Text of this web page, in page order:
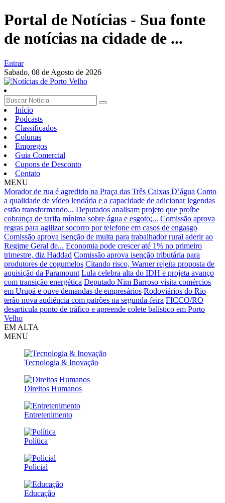
Portal de Notícias - Sua fonte
de notícias na cidade de ...
Entrar
Sabado, 08 de Agosto de 2026
Início
Podcasts
Classificados
Colunas
Empregos
Guia Comercial
Cupons de Desconto
Contato
MENU
Morador de rua é agredido na Praça das Três Caixas D’água Como
a qualidade de vídeo lendária e a capacidade de adicionar legendas
estão transformando... Deputados analisam projeto que proíbe
cobrança de tarifa mínima sobre água e esgoto;... Comissão aprova
regras para agilizar socorro por telefone em casos de engasgo
Comissão aprova isenção de multa para trabalhador rural aderir ao
Regime Geral de... Economia pode crescer até 1% no primeiro
trimestre, diz Haddad Comissão aprova isenção tributária para
produtores de cogumelos Citando risco, Warner rejeita proposta de
aquisição da Paramount Lula celebra alta do IDH e projeta avanço
com transição energética Deputado Nim Barroso visita comércios
em Urupá e ouve demandas de empresários Rodoviários do Rio
terão nova audiência com patrões na segunda-feira FICCO/RO
desarticula ponto de tráfico e apreende colete balístico em Porto
Velho
EM ALTA
MENU
Tecnologia & Inovação
Direitos Humanos
Entretenimento
Política
Policial
Educação